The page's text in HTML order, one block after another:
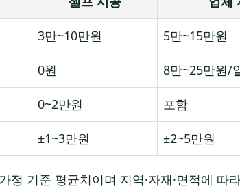
3만~10만원 5만~15만원
0원 8만~25만원/
0~2만원 포함
±1~3만원 ±2~5만원
정 기준 평균치이며 지역·자재·면적에 따